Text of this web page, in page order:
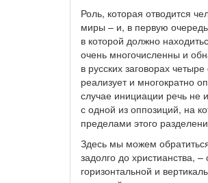
Роль, которая отводится
миры – и, в первую
в которой должно
очень многочисленны и
в русских заговорах
реализует и многократно
случае инициации речь не
с одной из оппозиций, на
пределами этого
Здесь мы можем
задолго до христианства,
горизонтальной и